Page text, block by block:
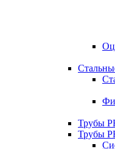
Трубы
Трубы